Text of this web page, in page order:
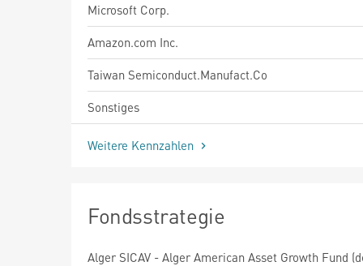
Microsoft Corp.
Amazon.com Inc.
Taiwan Semiconduct.Manufact.Co
Sonstiges
Weitere Kennzahlen
Fondsstrategie
Alger SICAV - Alger American Asset Growth Fund